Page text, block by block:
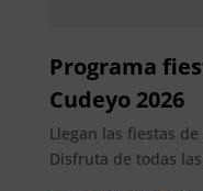
Programa
Cudeyo 2026
Llegan las fiestas
Disfruta de todas